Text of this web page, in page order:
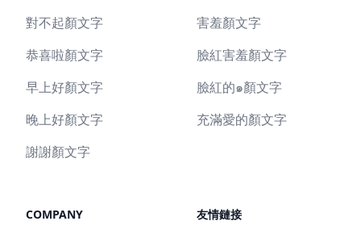
對不起顏文字
恭喜啦顏文字
早上好顏文字
晚上好顏文字
謝謝顏文字
害羞顏文字
臉紅害羞顏文字
臉紅的๑顏文字
充滿愛的顏文字
COMPANY 友情鏈接